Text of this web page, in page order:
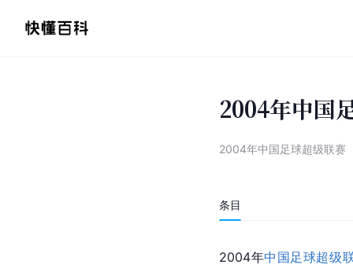
2004年中国
2004年中国足球超级联赛
条目
2004年中国足球超级